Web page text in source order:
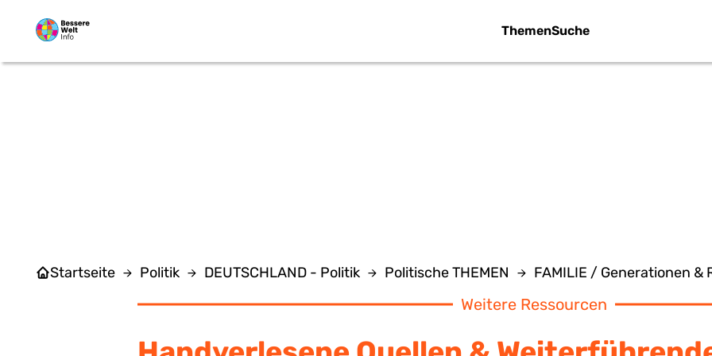
ThemenSuche
Startseite Politik DEUTSCHLAND - Politik Politische THEMEN FAMILIE / Generationen &
Weitere Ressourcen